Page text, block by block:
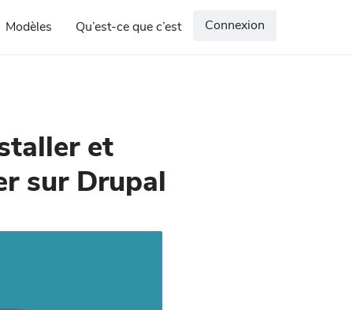
Modèles Qu’est-ce que c’est Connexion
et
sur Drupal